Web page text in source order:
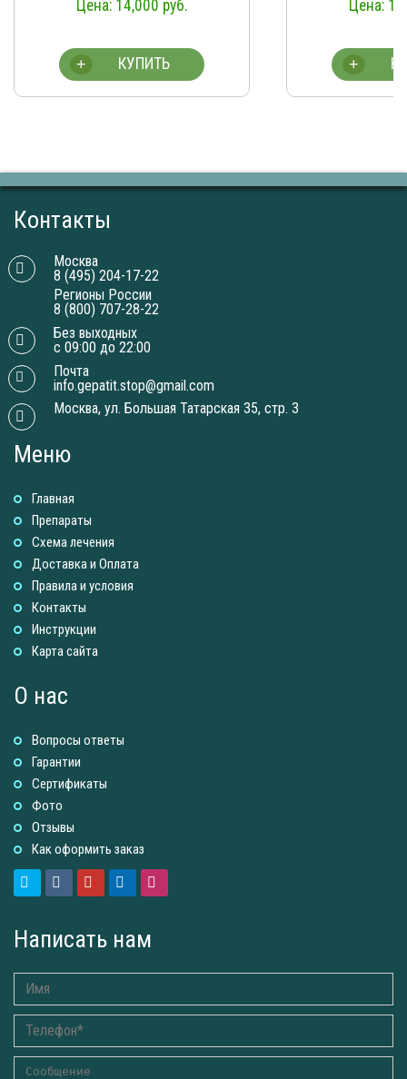
Контакты
Москва
8 (495) 204-17-22
Регионы России
8 (800) 707-28-22
Без выходных
с 09:00 до 22:00
Почта
info.gepatit.stop@gmail.com
Москва, ул. Большая Татарская 35, стр. 3
Меню
Главная
Препараты
Схема лечения
Доставка и Оплатa
Правила и условия
Контакты
Инструкции
Карта сайта
О нас
Вопросы ответы
Гарантии
Сертификаты
Фото
Отзывы
Как оформить заказ
Написать нам